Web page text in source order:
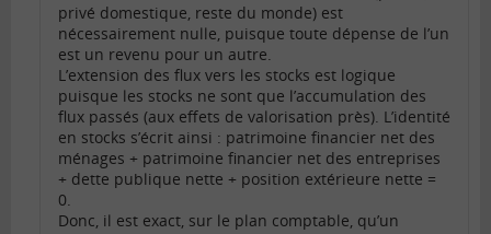
privé domestique, reste du monde) est
nécessairement nulle, puisque toute dépense de l’un
est un revenu pour un autre.
L’extension des flux vers les stocks est logique
puisque les stocks ne sont que l’accumulation des
flux passés (aux effets de valorisation près). L’identité
en stocks s’écrit ainsi : patrimoine financier net des
ménages + patrimoine financier net des entreprises
+ dette publique nette + position extérieure nette =
0.
Donc, il est exact, sur le plan comptable, qu’un